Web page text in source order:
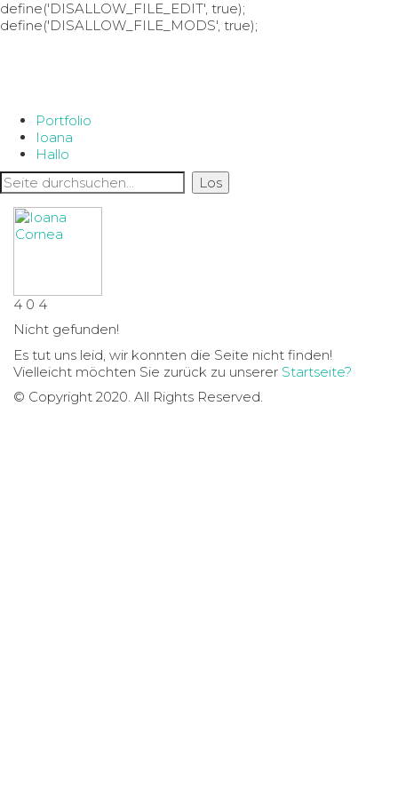
define('DISALLOW_FILE_EDIT', true);
define('DISALLOW_FILE_MODS', true);
Portfolio
Ioana
Hallo
4 0 4
Nicht gefunden!
Es tut uns leid, wir konnten die Seite nicht finden!
Vielleicht möchten Sie zurück zu unserer Startseite?
© Copyright 2020. All Rights Reserved.